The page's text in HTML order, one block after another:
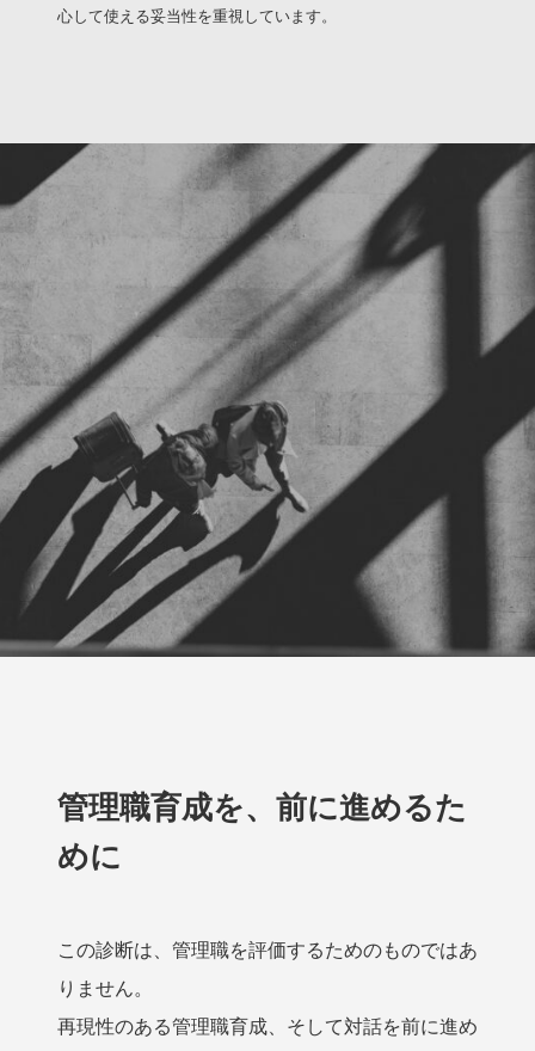
心して使える妥当性を重視しています。
管理職育成を、前に進めるた
めに
この診断は、管理職を評価するためのものではあ
りません。
再現性のある管理職育成、そして対話を前に進め